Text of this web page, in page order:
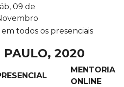
09 de
todos os presenciais
PAULO, 2020
MENTORIA
ONLINE